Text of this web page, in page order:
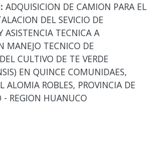
ADQUISICION DE CAMION PARA EL
DEL SEVICIO DE
ASISTENCIA TECNICA A
MANEJO TECNICO DE
CULTIVO DE TE VERDE
EN QUINCE COMUNIDAES,
ALOMIA ROBLES, PROVINCIA DE
- REGION HUANUCO